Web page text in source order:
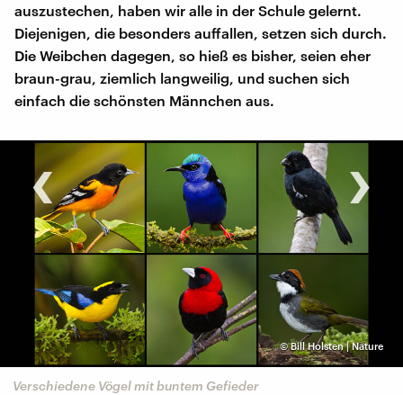
auszustechen, haben wir alle in der Schule gelernt.
Diejenigen, die besonders auffallen, setzen sich durch.
Die Weibchen dagegen, so hieß es bisher, seien eher
braun-grau, ziemlich langweilig, und suchen sich
einfach die schönsten Männchen aus.
©Bill Holsten | Nature
Verschiedene Vögel mit buntem Gefieder
‹ ›